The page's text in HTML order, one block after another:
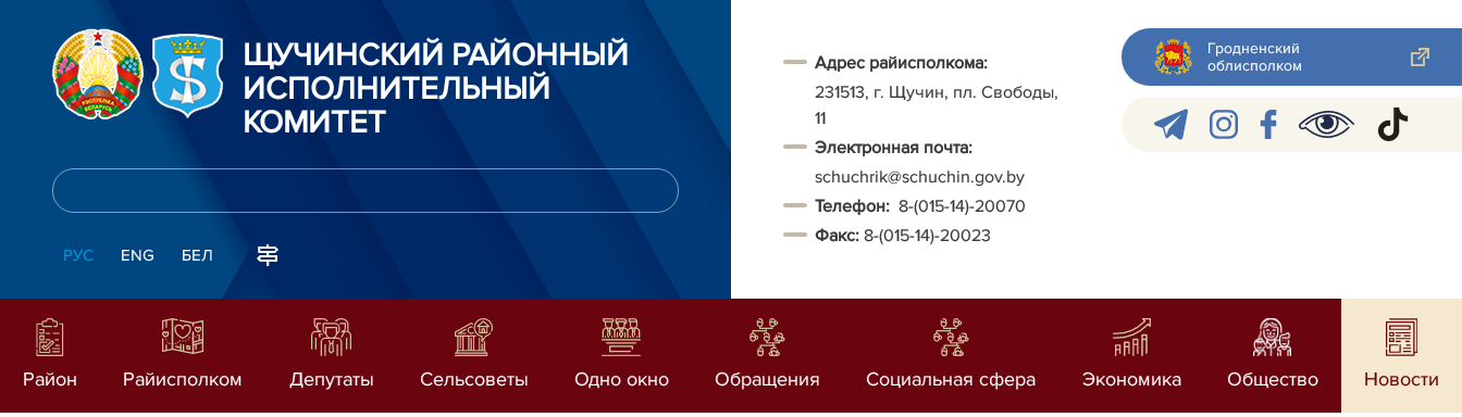
ЩУЧИНСКИЙ РАЙОННЫЙ
ИСПОЛНИТЕЛЬНЫЙ
КОМИТЕТ
РУС ENG БЕЛ
Адрес райисполкома:
231513, г. Щучин, пл. Свободы,
11
Электронная почта:
schuchrik@schuchin.gov.by
Телефон: 8-(015-14)-20070
Факс: 8-(015-14)-20023
Гродненский
облисполком
Район Райисполком Депутаты Сельсоветы Одно окно Обращения Социальная сфера Экономика Общество Новости